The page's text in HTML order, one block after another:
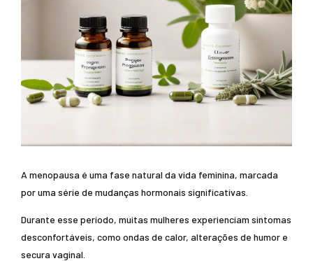
A menopausa é uma fase natural da vida feminina, marcada
por uma série de mudanças hormonais significativas.
Durante esse período, muitas mulheres experienciam sintomas
desconfortáveis, como ondas de calor, alterações de humor e
secura vaginal.